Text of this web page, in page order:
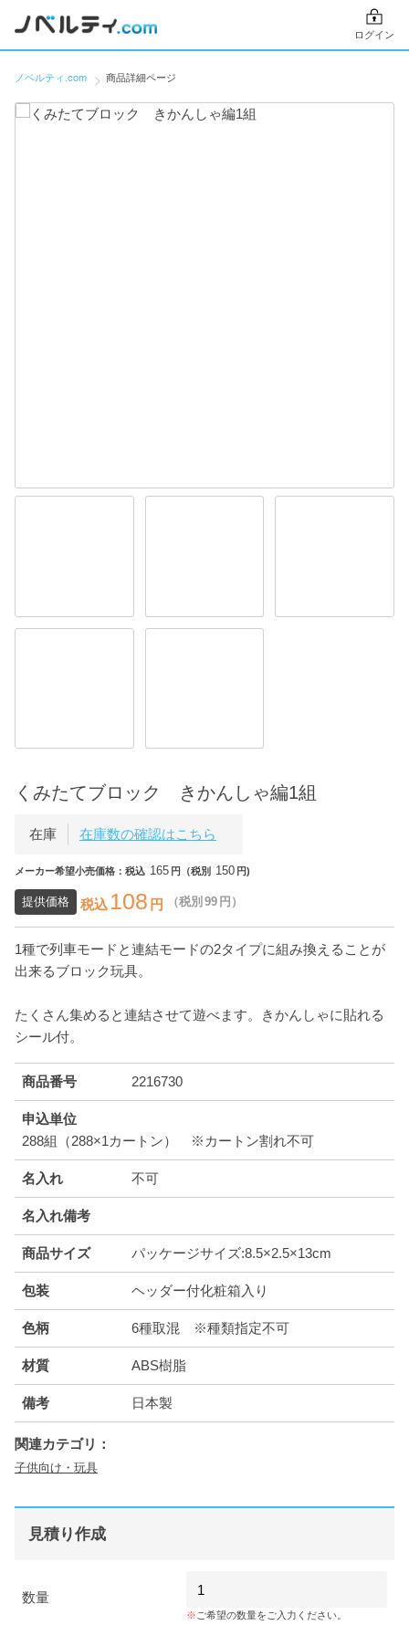
ログイン
ノベルティ.com 商品詳細ページ
くみたてブロック きかんしゃ編1組
在庫 在庫数の確認はこちら
メーカー希望小売価格：税込 165 円（税別 150 円)
提供価格 税込 108 円 （税別 99 円）
1種で列車モードと連結モードの2タイプに組み換えることが
出来るブロック玩具。
たくさん集めると連結させて遊べます。きかんしゃに貼れる
シール付。
商品番号 2216730
申込単位
288組（288×1カートン） ※カートン割れ不可
名入れ 不可
名入れ備考
商品サイズ パッケージサイズ:8.5×2.5×13cm
包装 ヘッダー付化粧箱入り
色柄 6種取混 ※種類指定不可
材質 ABS樹脂
備考 日本製
関連カテゴリ：
子供向け・玩具
見積り作成
数量
ご希望の数量をご入力ください。